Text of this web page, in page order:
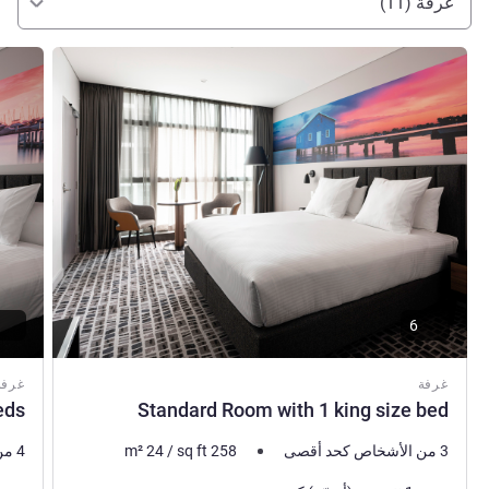
غرفة
Standard Room with 1 king size bed
راجع التفاصيل
3 من الأشخاص كحد أقصى m²24/sq ft 258
راجع
4 من الأشخاص كحد أقصى